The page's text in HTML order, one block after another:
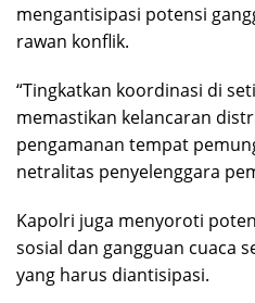
mengantisipasi potensi
rawan konflik.
“Tingkatkan koordinasi di
memastikan kelancaran
pengamanan tempat
netralitas penyelenggara
Kapolri juga menyoroti
sosial dan gangguan cuaca
yang harus diantisipasi.